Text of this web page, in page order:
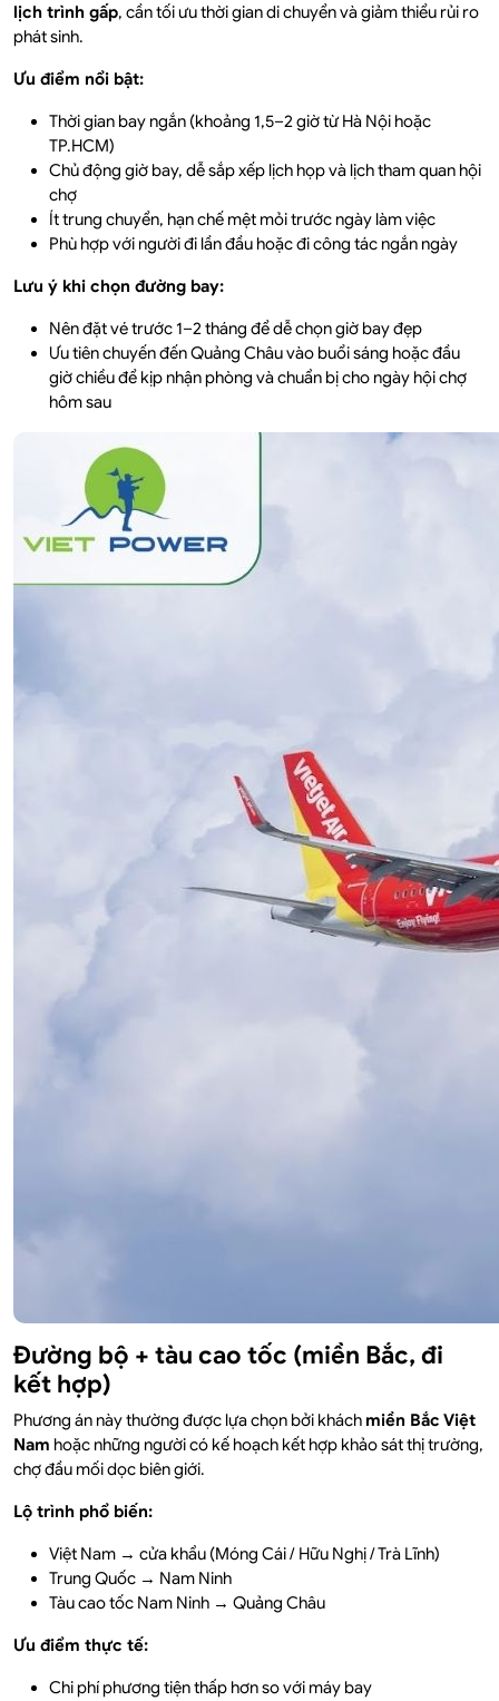
lịch trình gấp, cần tối ưu thời gian di chuyển và giảm thiểu rủi ro
phát sinh.
Ưu điểm nổi bật:
Thời gian bay ngắn (khoảng 1,5–2 giờ từ Hà Nội hoặc
TP.HCM)
Chủ động giờ bay, dễ sắp xếp lịch họp và lịch tham quan hội
chợ
Ít trung chuyển, hạn chế mệt mỏi trước ngày làm việc
Phù hợp với người đi lần đầu hoặc đi công tác ngắn ngày
Lưu ý khi chọn đường bay:
Nên đặt vé trước 1–2 tháng để dễ chọn giờ bay đẹp
Ưu tiên chuyến đến Quảng Châu vào buổi sáng hoặc đầu
giờ chiều để kịp nhận phòng và chuẩn bị cho ngày hội chợ
hôm sau
Đường bộ + tàu cao tốc (miền Bắc, đi
kết hợp)
Phương án này thường được lựa chọn bởi khách miền Bắc Việt
Nam hoặc những người có kế hoạch kết hợp khảo sát thị trường,
chợ đầu mối dọc biên giới.
Lộ trình phổ biến:
Việt Nam → cửa khẩu (Móng Cái / Hữu Nghị / Trà Lĩnh)
Trung Quốc → Nam Ninh
Tàu cao tốc Nam Ninh → Quảng Châu
Ưu điểm thực tế:
Chi phí phương tiện thấp hơn so với máy bay